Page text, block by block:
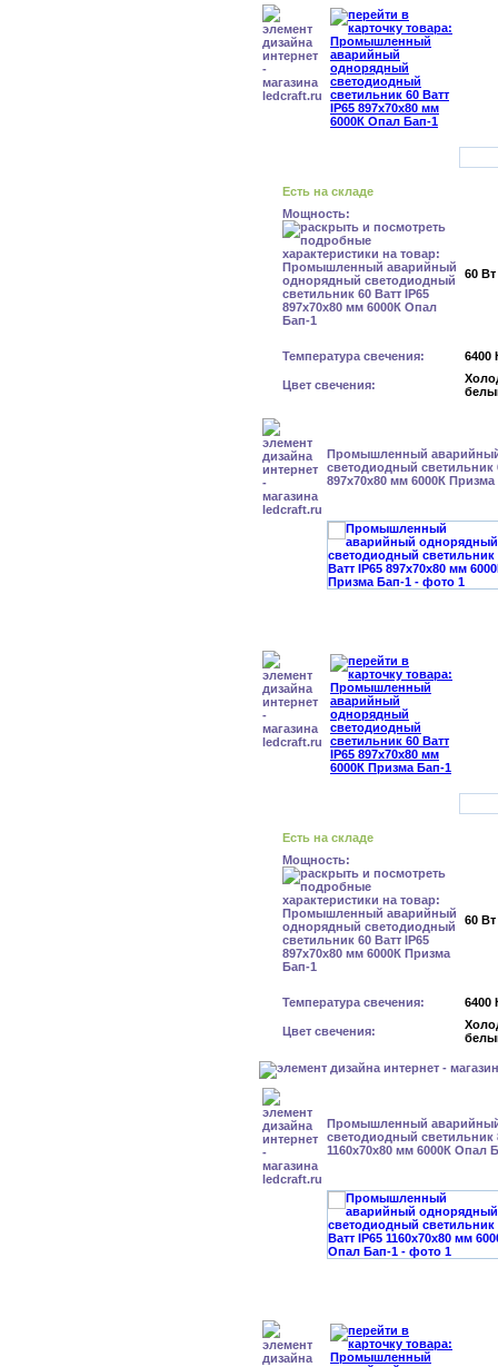
Есть на складе
Мощность:
60 Вт
Температура свечения: 6400
Цвет свечения:
Промышленный
светодиодный светильник
897x70x80 мм 6000К
Есть на складе
Мощность:
60 Вт
Температура свечения: 6400
Цвет свечения:
Промышленный
светодиодный светильник
1160x70x80 мм 6000К Опал